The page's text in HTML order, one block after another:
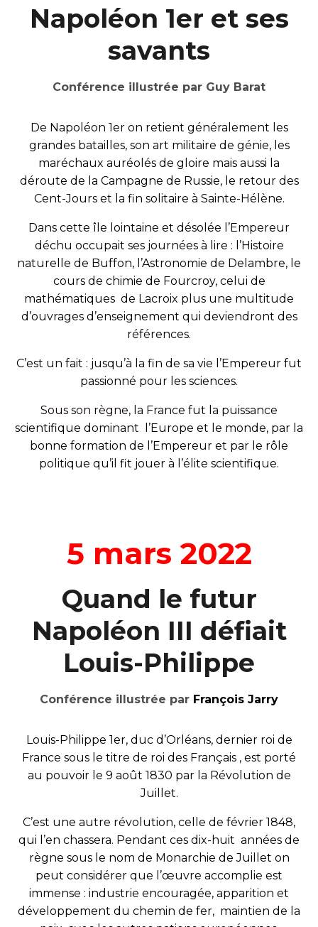
Napoléon 1er et ses
savants
Conférence illustrée par Guy Barat
De Napoléon 1er on retient généralement les
grandes batailles, son art militaire de génie, les
maréchaux auréolés de gloire mais aussi la
déroute de la Campagne de Russie, le retour des
Cent-Jours et la fin solitaire à Sainte-Hélène.
Dans cette île lointaine et désolée l’Empereur
déchu occupait ses journées à lire : l’Histoire
naturelle de Buffon, l’Astronomie de Delambre, le
cours de chimie de Fourcroy, celui de
mathématiques de Lacroix plus une multitude
d’ouvrages d’enseignement qui deviendront des
références.
C’est un fait : jusqu’à la fin de sa vie l’Empereur fut
passionné pour les sciences.
Sous son règne, la France fut la puissance
scientifique dominant l’Europe et le monde, par la
bonne formation de l’Empereur et par le rôle
politique qu’il fit jouer à l’élite scientifique.
5 mars 2022
Quand le futur
Napoléon III défiait
Louis-Philippe
Conférence illustrée par François Jarry
Louis-Philippe 1er, duc d’Orléans, dernier roi de
France sous le titre de roi des Français , est porté
au pouvoir le 9 août 1830 par la Révolution de
Juillet.
C’est une autre révolution, celle de février 1848,
qui l’en chassera. Pendant ces dix-huit années de
règne sous le nom de Monarchie de Juillet on
peut considérer que l’œuvre accomplie est
immense : industrie encouragée, apparition et
développement du chemin de fer, maintien de la